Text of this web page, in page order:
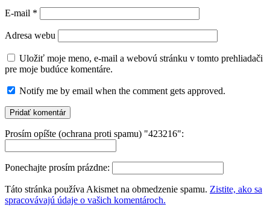
E-mail *
Adresa webu
Uložiť moje meno, e-mail a webovú stránku v tomto prehliadači
pre moje budúce komentáre.
Notify me by email when the comment gets approved.
Prosím opíšte (ochrana proti spamu) "423216":
Ponechajte prosím prázdne:
Táto stránka používa Akismet na obmedzenie spamu. Zistite, ako sa
spracovávajú údaje o vašich komentároch.